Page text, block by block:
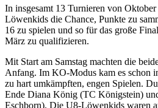
In insgesamt 13 Turnieren von
Löwenkids die Chance, Punkte zu
16 zu spielen und so für das große
März zu qualifizieren.
Mit Start am Samstag machten die
Anfang. Im KO-Modus kam es schon
zu hart umkämpften, engen Spielen.
Ende Diana König (TC Königstein)
Eschborn). Die U8-Löwenkids waren